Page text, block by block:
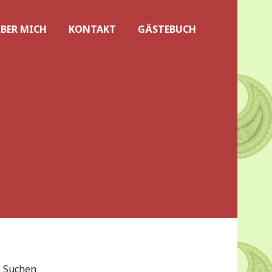
MICH KONTAKT GÄSTEBUCH
Suchen